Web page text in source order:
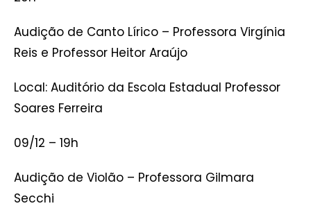
Audição de Canto Lírico – Professora Virgínia
Reis e Professor Heitor Araújo
Local: Auditório da Escola Estadual Professor
Soares Ferreira
09/12 – 19h
Audição de Violão – Professora Gilmara
Secchi